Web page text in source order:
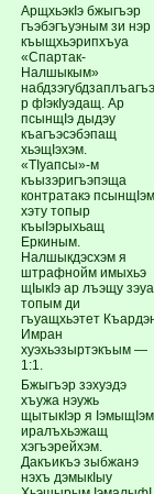
АрщхьэкIэ бжыгъэр
гъэбэгъуэным зи нэр
къыщхьэрипхъуа
«Спартак-
Налшыкым»
р фIэкIуэдащ. Ар
псынщIэ дыдэу
къагъэсэбэпащ
хьэщIэхэм.
«ТIуапсы»-м
къызэригъэпэща
контратакэ
хэту топыр
къыIэрыхьащ
Еркиным.
Налшыкдэсхэм я
штрафнойм имыхьэ
щIыкIэ ар лъэщу зэуа
топым ди
гъуащхьэтет
Имран
хуэхьэзыртэкъым —
1:1.
Бжыгъэр зэхуэдэ
хъужа нэужь
щытыкIэр я IэмыщIэм
иралъхьэжащ
хэгъэрейхэм.
Дакъикъэ зыбжанэ
нэхъ дэмыкIыу